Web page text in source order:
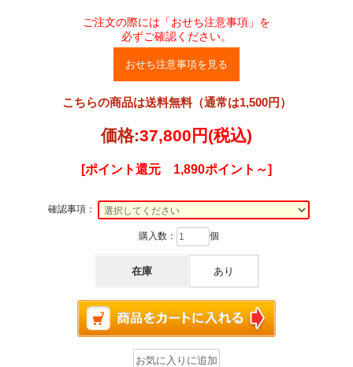
ご注文の際には「おせち注意事項」を
必ずご確認ください。
おせち注意事項を見る
こちらの商品は送料無料（通常は1,500円）
価格:37,800円 (税込)
[ポイント還元 1,890ポイント～]
確認事項：
購入数： 個
在庫 あり